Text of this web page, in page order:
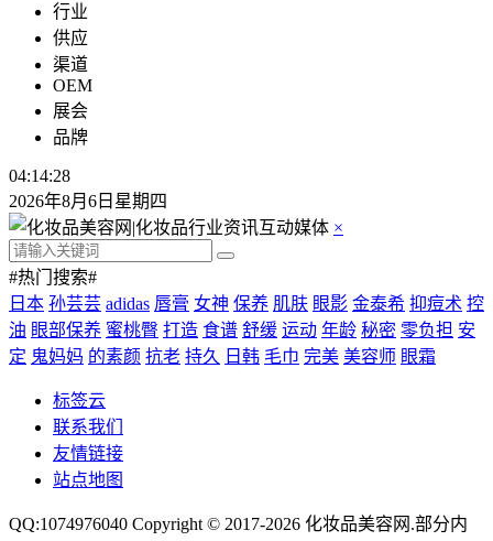
行业
供应
渠道
OEM
展会
品牌
04:14:28
2026年8月6日星期四
×
#热门搜索#
日本 孙芸芸 adidas 唇膏 女神 保养 肌肤 眼影 金泰希 抑痘术 控
油 眼部保养 蜜桃臀 打造 食谱 舒缓 运动 年龄 秘密 零负担 安
定 鬼妈妈 的素颜 抗老 持久 日韩 毛巾 完美 美容师 眼霜
标签云
联系我们
友情链接
站点地图
QQ:1074976040 Copyright © 2017-2026 化妆品美容网 .部分内